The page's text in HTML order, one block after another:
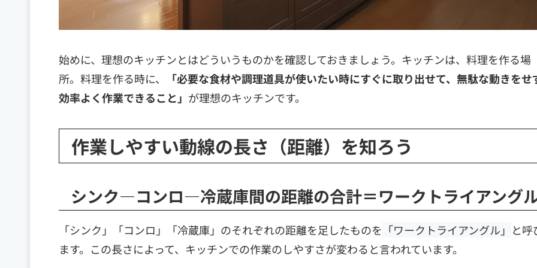
始めに、理想のキッチンとはどういうものかを確認しておきましょう。キッチンは、料理を作る場
所。料理を作る時に、
「必要な食材や調理道具が使いたい時にすぐに取り出せて、無駄な動きをせ
効率よく作業できること」 が理想のキッチンです。
作業しやすい動線の長さ（距離）を知ろう
シンク―コンロ―冷蔵庫間の距離の合計＝ワークトライアング
「シンク」「コンロ」「冷蔵庫」のそれぞれの距離を足したものを 「ワークトライアングル」 と呼
ます。この長さによって、キッチンでの作業のしやすさが変わると言われています。